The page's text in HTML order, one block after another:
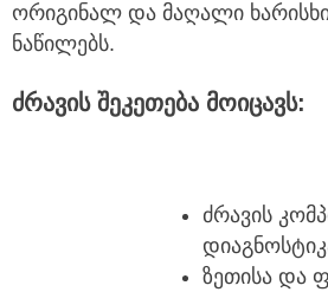
ორიგინალ და მაღალი
ნაწილებს.
ძრავის შეკეთება მოიცავს:
ძრავის
ზეთისა და